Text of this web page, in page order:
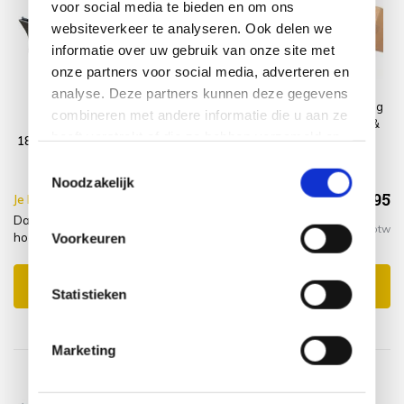
voor social media te bieden en om ons
websiteverkeer te analyseren. Ook delen we
informatie over uw gebruik van onze site met
onze partners voor social media, adverteren en
analyse. Deze partners kunnen deze gegevens
combineren met andere informatie die u aan ze
Noodzakelijk
Voorkeuren
Statistieken
Marketing
dining tuinset
180x95xH77,5 cm
AeroCover
Tuinsethoes
Montagelevering
- Extra gemak &
geen afval
Je bespaart €20.00,- €1.773,95 €1.753,95
Darwin Krista dining tuinset 180x95xH77,5 cm grijs +
hoes + montagelevering
Incl. btw